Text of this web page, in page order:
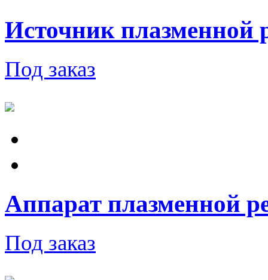
Источник плазменной
Под заказ
Аппарат плазменной
Под заказ